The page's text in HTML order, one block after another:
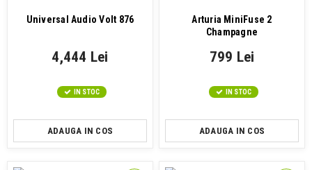
Universal Audio Volt 876
4,444 Lei
IN STOC
ADAUGA IN COS
Arturia MiniFuse 2
Champagne
799 Lei
IN STOC
ADAUGA IN COS